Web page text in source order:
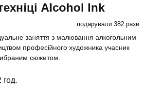
Alcohol Ink
подарували 382 рази
заняття з малювання алкогольним
професійного художника учасник
сюжетом.
год.